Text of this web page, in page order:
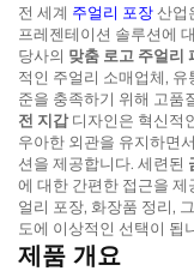
전 세계 주얼리 포장산업
프레젠테이션 솔루션에
당사의 맞춤 로고 주얼리
적인 주얼리 소매업체,
준을 충족하기 위해 고품
전 지갑디자인은 혁신적
우아한 외관을 유지하면
션을 제공합니다. 세련된
에 대한 간편한 접근을
얼리 포장, 화장품 정리,
도에 이상적인 선택이 됩
제품 개요